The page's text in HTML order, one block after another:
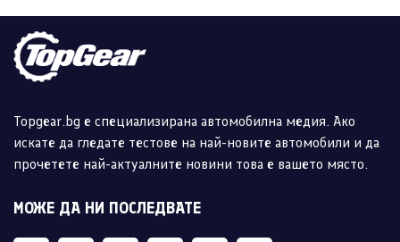
Topgear.bg е специализирана автомобилна медия. Ако
искате да гледате тестове на най-новите автомобили и да
прочетете най-актуалните новини това е вашето място.
МОЖЕ ДА НИ ПОСЛЕДВАТЕ